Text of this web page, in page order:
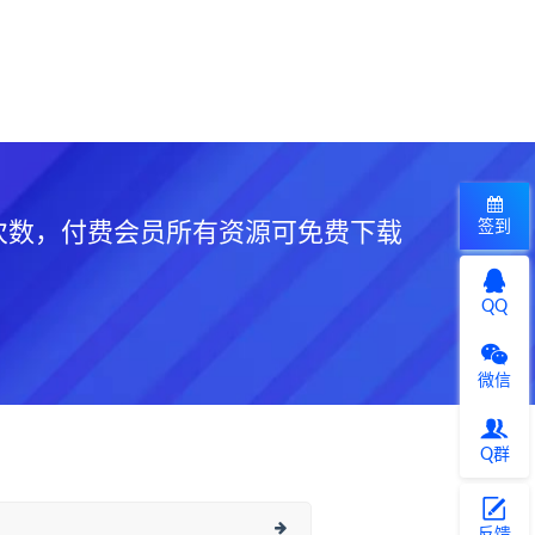
，付费会员所有资源可免费下载 签到
QQ
微信
Q群